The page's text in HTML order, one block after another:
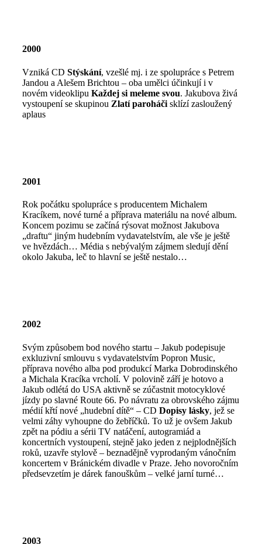
2000
Vzniká CD Stýskání, vzešlé mj. i ze spolupráce s Petrem
Jandou a Alešem Brichtou – oba umělci účinkují i v
novém videoklipu Každej si meleme svou. Jakubova živá
vystoupení se skupinou Zlatí paroháči sklízí zasloužený
aplaus
2001
Rok počátku spolupráce s producentem Michalem
Kracíkem, nové turné a příprava materiálu na nové album.
Koncem pozimu se začíná rýsovat možnost Jakubova
„draftu“ jiným hudebním vydavatelstvím, ale vše je ještě
ve hvězdách… Média s nebývalým zájmem sledují dění
okolo Jakuba, leč to hlavní se ještě nestalo…
2002
Svým způsobem bod nového startu – Jakub podepisuje
exkluzivní smlouvu s vydavatelstvím Popron Music,
příprava nového alba pod produkcí Marka Dobrodinského
a Michala Kracíka vrcholí. V polovině září je hotovo a
Jakub odlétá do USA aktivně se zúčastnit motocyklové
jízdy po slavné Route 66. Po návratu za obrovského zájmu
médií křtí nové „hudební dítě“ – CD Dopisy lásky, jež se
velmi záhy vyhoupne do žebříčků. To už je ovšem Jakub
zpět na pódiu a sérii TV natáčení, autogramiád a
koncertních vystoupení, stejně jako jeden z nejplodnějších
roků, uzavře stylově – beznadějně vyprodaným vánočním
koncertem v Bránickém divadle v Praze. Jeho novoročním
předsevzetím je dárek fanouškům – velké jarní turné…
2003